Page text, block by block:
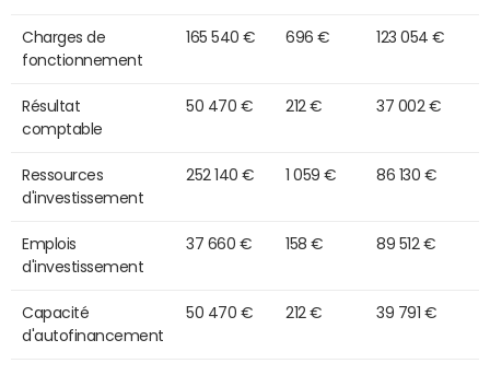
Charges de
fonctionnement
165 540 € 696 € 123 054 €
Résultat
comptable
50 470 € 212 € 37 002 €
Ressources
d'investissement
252 140 € 1 059 € 86 130 €
Emplois
d'investissement
37 660 € 158 € 89 512 €
Capacité
d'autofinancement
50 470 € 212 € 39 791 €